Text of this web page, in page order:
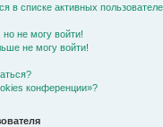
в списке активных
но не могу войти!
не могу войти!
конференции»?